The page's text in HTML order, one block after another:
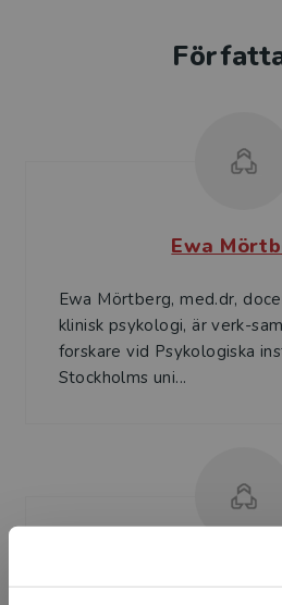
Ewa
Ewa Mörtberg, med.dr,
klinisk psykologi, är verk-
forskare vid Psykologiska
Stockholms uni...
Maria